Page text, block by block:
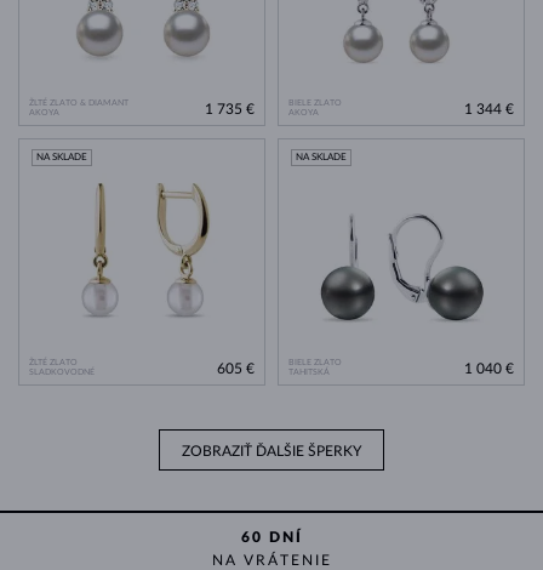
ŽLTÉ ZLATO & DIAMANT
AKOYA
1 735 €
BIELE ZLATO
AKOYA
1 344 €
ŽLTÉ ZLATO
SLADKOVODNÉ
NA SKLADE
605 €
BIELE ZLATO
TAHITSKÁ
NA SKLADE
1 040 €
ZOBRAZIŤ ĎALŠIE ŠPERKY
60 DNÍ
NA VRÁTENIE